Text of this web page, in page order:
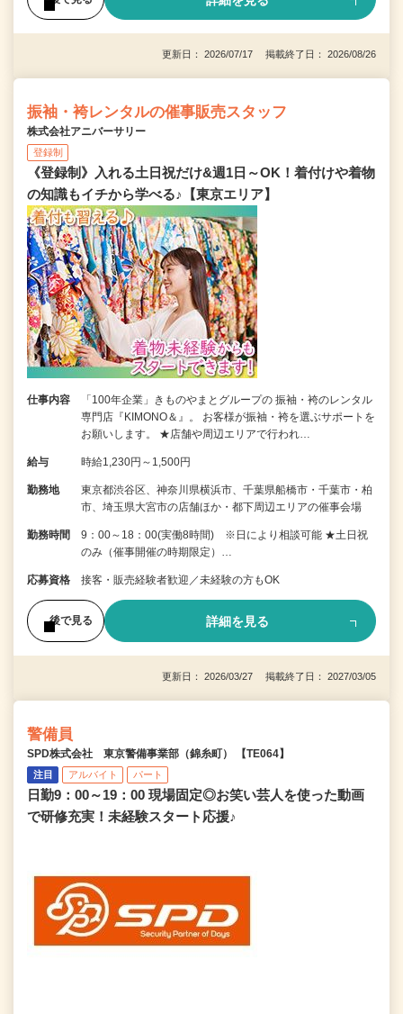
更新日： 2026/07/17 掲載終了日： 2026/08/26
振袖・袴レンタルの催事販売スタッフ
株式会社アニバーサリー
登録制
《登録制》入れる土日祝だけ&週1日～OK！着付けや着物
の知識もイチから学べる♪【東京エリア】
仕事内容
「100年企業」きものやまとグループの 振袖・袴のレンタル
専門店『KIMONO＆』。 お客様が振袖・袴を選ぶサポートを
お願いします。 ★店舗や周辺エリアで行われ…
給与 時給1,230円～1,500円
勤務地
東京都渋谷区、神奈川県横浜市、千葉県船橋市・千葉市・柏
市、埼玉県大宮市の店舗ほか・都下周辺エリアの催事会場
勤務時間
9：00～18：00(実働8時間) ※日により相談可能 ★土日祝
のみ（催事開催の時期限定）…
応募資格 接客・販売経験者歓迎／未経験の方もOK
後で見る 詳細を見る
更新日： 2026/03/27 掲載終了日： 2027/03/05
警備員
SPD株式会社 東京警備事業部（錦糸町） 【TE064】
注目 アルバイト パート
日勤9：00～19：00 現場固定◎お笑い芸人を使った動画
で研修充実！未経験スタート応援♪